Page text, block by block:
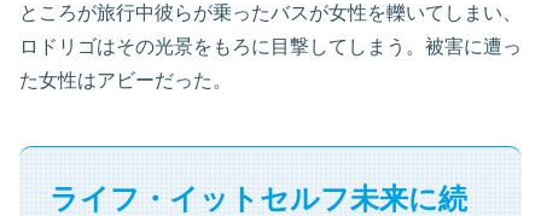
ところが旅行中彼らが乗ったバスが女性を轢いてしまい、
ロドリゴはその光景をもろに目撃してしまう。被害に遭っ
た女性はアビーだった。
ライフ・イットセルフ未来に続